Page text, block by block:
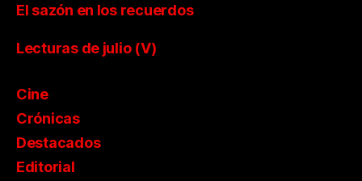
El sazón en los recuerdos
Lecturas de julio (V)
Cine
Crónicas
Destacados
Editorial